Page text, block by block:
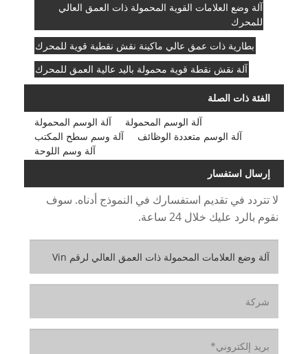
آلة وضع العلامات القوية المحمولة ذات العمق العالي
للمحرك
بطارية ذات عمق عالي ماكينة نقش نقطية قوية للمحرك
آلة نقش نقطة قوية محمولة باليد عالية العمق للمحرك
الفئة ذات الصلة
آلة الوسم المحمولة
آلة الوسم المحمولة
آلة وسم سطح المكتب
آلة الوسم متعددة الوظائف
آلة وسم اللوحة
إرسال استفسار
لا تتردد في تقديم استفسارك في النموذج أدناه. سوف
نقوم بالرد عليك خلال 24 ساعة.